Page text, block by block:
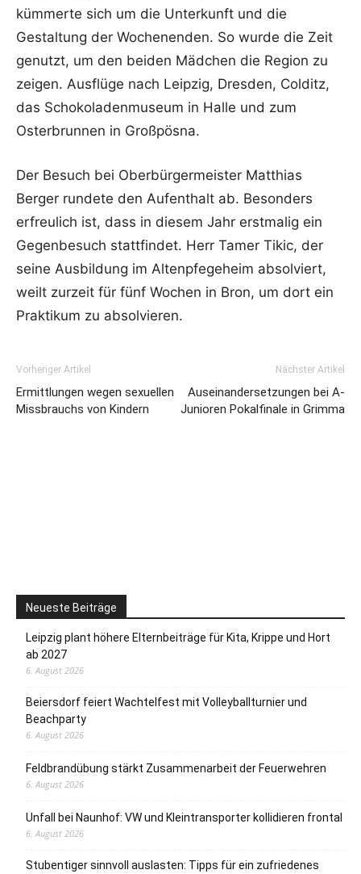
kümmerte sich um die Unterkunft und die
Gestaltung der Wochenenden. So wurde die Zeit
genutzt, um den beiden Mädchen die Region zu
zeigen. Ausflüge nach Leipzig, Dresden, Colditz,
das Schokoladenmuseum in Halle und zum
Osterbrunnen in Großpösna.
Der Besuch bei Oberbürgermeister Matthias
Berger rundete den Aufenthalt ab. Besonders
erfreulich ist, dass in diesem Jahr erstmalig ein
Gegenbesuch stattfindet. Herr Tamer Tikic, der
seine Ausbildung im Altenpfegeheim absolviert,
weilt zurzeit für fünf Wochen in Bron, um dort ein
Praktikum zu absolvieren.
Vorheriger Artikel
Ermittlungen wegen sexuellen
Missbrauchs von Kindern
Nächster Artikel
Auseinandersetzungen bei A-
Junioren Pokalfinale in Grimma
Neueste Beiträge
Leipzig plant höhere Elternbeiträge für Kita, Krippe und Hort
ab 2027
6. August 2026
Beiersdorf feiert Wachtelfest mit Volleyballturnier und
Beachparty
6. August 2026
Feldbrandübung stärkt Zusammenarbeit der Feuerwehren
6. August 2026
Unfall bei Naunhof: VW und Kleintransporter kollidieren frontal
6. August 2026
Stubentiger sinnvoll auslasten: Tipps für ein zufriedenes